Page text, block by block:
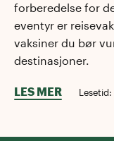
forberedelse for
eventyr er
vaksiner du bør
destinasjoner.
LES MER Lesetid: